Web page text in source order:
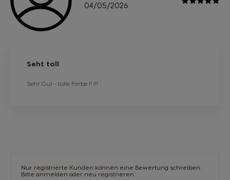
04/05/2026
Seht toll
Sehr Gut - tolle Farbe !! !!!
Nur registrierte Kunden können eine Bewertung schreiben.
Bitte anmelden oder neu registrieren.